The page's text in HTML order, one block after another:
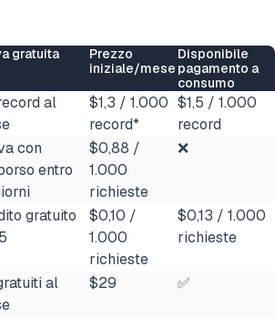
gratuita
Prezzo
iniziale/mese
Disponibile
pagamento a
consumo
al
$1,3 / 1.000
record*
$1,5 / 1.000
record
con
entro
$0,88 /
1.000
richieste
❌
gratuito
$0,10 /
1.000
richieste
$0,13 / 1.000
richieste
al
$29 ✅